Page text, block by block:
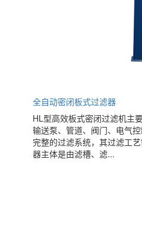
全自动密闭板式过滤器
HL型高效板式密闭过滤机主
输送泵、管道、阀门、电气
完整的过滤系统，其过滤工
器主体是由滤槽、滤...